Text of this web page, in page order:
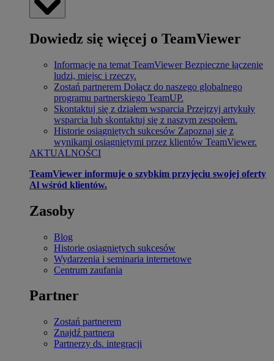
Dowiedz się więcej o TeamViewer
Informacje na temat TeamViewer Bezpieczne łączenie
ludzi, miejsc i rzeczy.
Zostań partnerem Dołącz do naszego globalnego
programu partnerskiego TeamUP.
Skontaktuj się z działem wsparcia Przejrzyj artykuły
wsparcia lub skontaktuj się z naszym zespołem.
Historie osiągniętych sukcesów Zapoznaj się z
wynikami osiągniętymi przez klientów TeamViewer.
AKTUALNOŚCI
TeamViewer informuje o szybkim przyjęciu swojej oferty
Al wśród klientów.
Zasoby
Blog
Historie osiągniętych sukcesów
Wydarzenia i seminaria internetowe
Centrum zaufania
Partner
Zostań partnerem
Znajdź partnera
Partnerzy ds. integracji